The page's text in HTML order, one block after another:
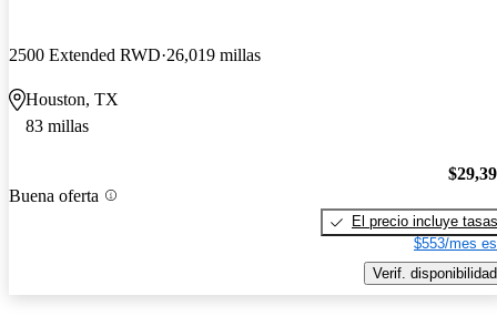
2500 Extended RWD 26,019 millas
Houston, TX
83 millas
Buena oferta
El precio incluye tasas
$553/mes
Verif. disponibilidad